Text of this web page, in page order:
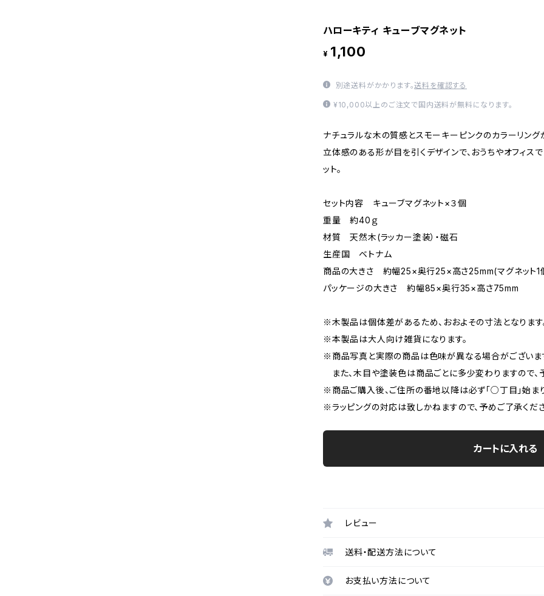
ハローキティ キューブマグネット
¥ 1,100
別途送料がかかります。送料を確認する
¥10,000以上のご注文で国内送料が無料になります。
ナチュラルな木の質感とスモーキーピンクのカラーリング
立体感のある形が目を引くデザインで、おうちやオフィス
ット。
セット内容 キューブマグネット×３個
重量 約40ｇ
材質 天然木(ラッカー塗装）・磁石
生産国 ベトナム
商品の大きさ 約幅25×奥行25×高さ25mm(マグネット1
パッケージの大きさ 約幅85×奥行35×高さ75mm
※木製品は個体差があるため、おおよその寸法となります
※本製品は大人向け雑貨になります。
※商品写真と実際の商品は色味が異なる場合がございま
また、木目や塗装色は商品ごとに多少変わりますので、
※商品ご購入後、ご住所の番地以降は必ず「○丁目」始ま
※ラッピングの対応は致しかねますので、予めご了承くださ
カートに入れる
レビュー
送料・配送方法について
お支払い方法について